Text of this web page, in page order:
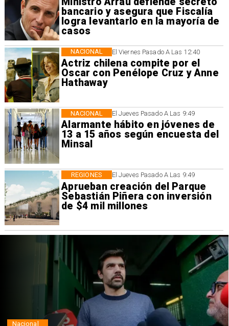
bancario y asegura que Fiscalía
logra levantarlo en la mayoría de
casos
El Viernes Pasado A Las 12:40
Actriz chilena compite por el
Oscar con Penélope Cruz y Anne
Hathaway
NACIONAL
El Jueves Pasado A Las 9:49
Alarmante hábito en jóvenes de
13 a 15 años según encuesta del
Minsal
NACIONAL
El Jueves Pasado A Las 9:49
Aprueban creación del Parque
Sebastián Piñera con inversión
de $4 mil millones
REGIONES
Nacional